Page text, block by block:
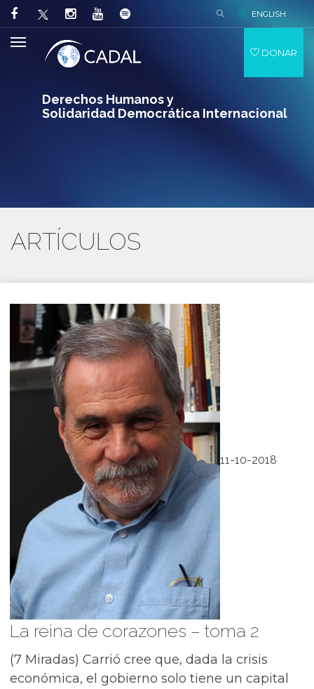
Derechos Humanos y
Solidaridad Democrática Internacional
ENGLISH
DONAR
ARTÍCULOS
11-10-2018
La reina de corazones – toma 2
(7 Miradas) Carrió cree que, dada la crisis
económica, el gobierno solo tiene un capital